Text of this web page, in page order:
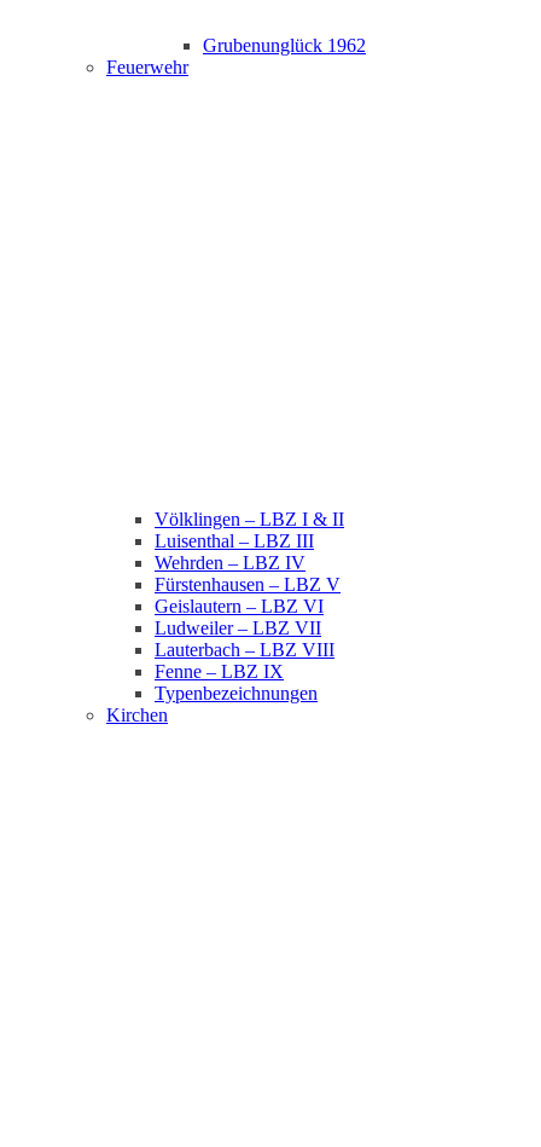
Grubenunglück 1962
Feuerwehr
Völklingen – LBZ I & II
Luisenthal – LBZ III
Wehrden – LBZ IV
Fürstenhausen – LBZ V
Geislautern – LBZ VI
Ludweiler – LBZ VII
Lauterbach – LBZ VIII
Fenne – LBZ IX
Typenbezeichnungen
Kirchen